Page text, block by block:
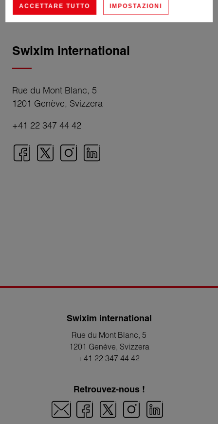
Swixim international
Rue du Mont Blanc, 5
1201 Genève, Svizzera
+41 22 347 44 42
Swixim international
Rue du Mont Blanc, 5
1201 Genève, Svizzera
+41 22 347 44 42
Retrouvez-nous !
ACCETTARE TUTTO IMPOSTAZIONI